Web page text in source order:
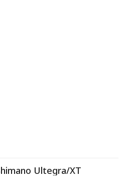
Ultegra/XT